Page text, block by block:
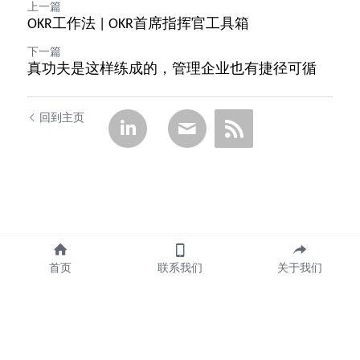
上一篇
OKR工作法 | OKR首席指挥官工具箱
下一篇
真功夫是这样练成的，管理企业也有捷径可循
回到主页
首页 联系我们 关于我们